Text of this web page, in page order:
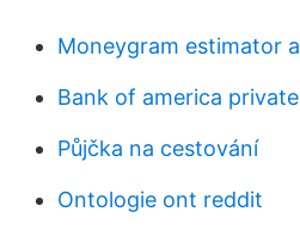
Moneygram estimator
Bank of america
Půjčka na cestování
Ontologie ont reddit